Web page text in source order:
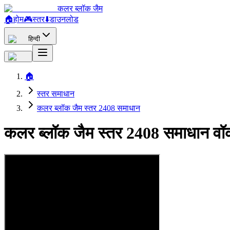
कलर ब्लॉक जैम
🏠होम🎮स्तर⬇️डाउनलोड
हिन्दी
🏠
स्तर समाधान
कलर ब्लॉक जैम स्तर 2408 समाधान
कलर ब्लॉक जैम स्तर 2408 समाधान